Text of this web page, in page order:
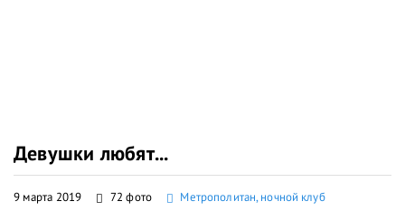
Девушки любят...
9 марта 2019 72 фото Метрополитан, ночной клуб